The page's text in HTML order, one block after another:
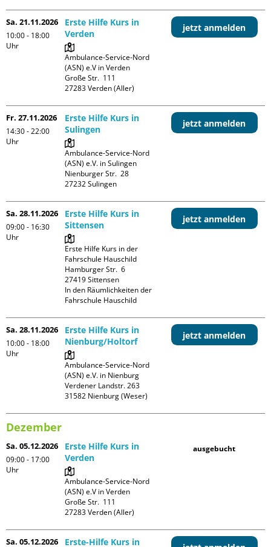
Sa. 21.11.2026
10:00 - 18:00
Uhr
Erste Hilfe Kurs in
Verden
Ambulance-Service-Nord
(ASN) e.V in Verden
Große Str.  111
jetzt anmelden
Fr. 27.11.2026
14:30 - 22:00
Uhr
Erste Hilfe Kurs in
Sulingen
Ambulance-Service-Nord
(ASN) e.V. in Sulingen
Nienburger Str.  28
jetzt anmelden
Sa. 28.11.2026
09:00 - 16:30
Uhr
Erste Hilfe Kurs in
Sittensen
Erste Hilfe Kurs in der
Fahrschule Hauschild
Hamburger Str.  6
27419 Sittensen
In den Räumlichkeiten der
Fahrschule Hauschild
jetzt anmelden
Sa. 28.11.2026
10:00 - 18:00
Uhr
Erste Hilfe Kurs in
Nienburg/Holtorf
Ambulance-Service-Nord
(ASN) e.V. in Nienburg
Verdener Landstr. 263
jetzt anmelden
Dezember
Sa. 05.12.2026
09:00 - 17:00
Uhr
Erste Hilfe Kurs in
Verden
Ambulance-Service-Nord
(ASN) e.V in Verden
Große Str.  111
ausgebucht
Sa. 05.12.2026 Erste-Hilfe Kurs in